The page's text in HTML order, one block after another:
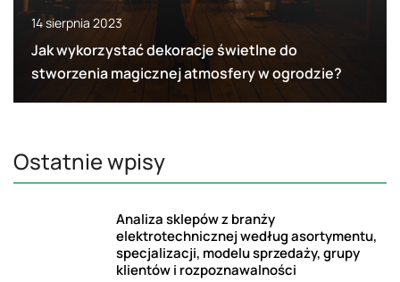
14 sierpnia 2023
Jak wykorzystać dekoracje świetlne do
stworzenia magicznej atmosfery w ogrodzie?
Ostatnie wpisy
Analiza sklepów z branży
elektrotechnicznej według asortymentu,
specjalizacji, modelu sprzedaży, grupy
klientów i rozpoznawalności